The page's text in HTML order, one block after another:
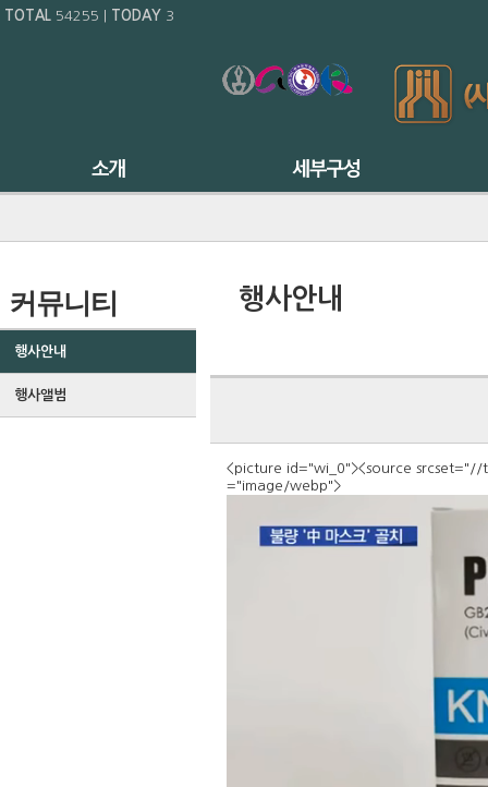
TOTAL 54255 TODAY 3
커뮤니티
행사안내
행사앨범
행사안내
<picture id="wi_0"><source
="image/webp">